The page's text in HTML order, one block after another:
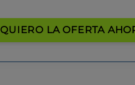
QUIERO LA OFERTA